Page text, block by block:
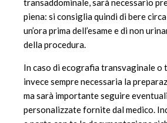
transaddominale, sarà necessario
piena: si consiglia quindi di bere
un’ora prima dell’esame e di non
della procedura.
In caso di ecografia transvaginale o
invece sempre necessaria la
ma sarà importante seguire
personalizzate fornite dal medico.